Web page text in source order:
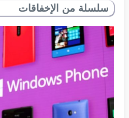
سلسلة من الإخفاقات